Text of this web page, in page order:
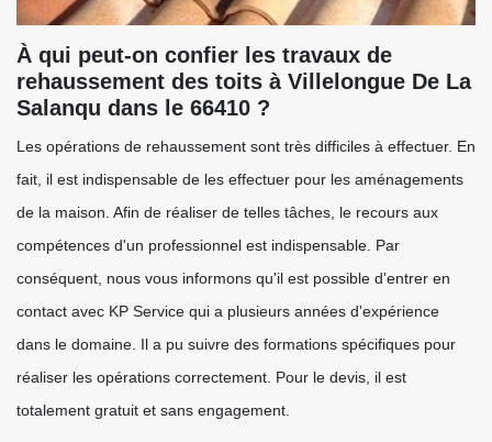
À qui peut-on confier les travaux de
rehaussement des toits à Villelongue De La
Salanqu dans le 66410 ?
Les opérations de rehaussement sont très difficiles à effectuer. En
fait, il est indispensable de les effectuer pour les aménagements
de la maison. Afin de réaliser de telles tâches, le recours aux
compétences d'un professionnel est indispensable. Par
conséquent, nous vous informons qu'il est possible d'entrer en
contact avec KP Service qui a plusieurs années d'expérience
dans le domaine. Il a pu suivre des formations spécifiques pour
réaliser les opérations correctement. Pour le devis, il est
totalement gratuit et sans engagement.